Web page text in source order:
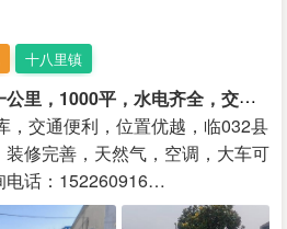
十八里镇
仓
库出租，十八里镇南一公里，1000平，水电齐全，交通便利，位置优越！
，交通便利，位置优越，临032县
修完善，天然气，空调，大车可
电话：152260916…